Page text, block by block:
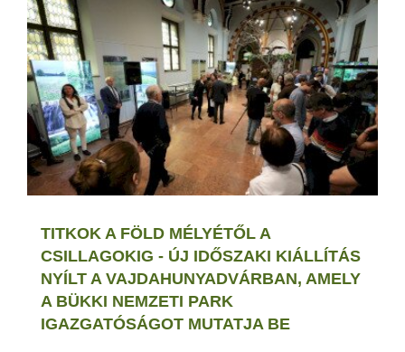
TITKOK A FÖLD MÉLYÉTŐL A
CSILLAGOKIG - ÚJ IDŐSZAKI KIÁLLÍTÁS
NYÍLT A VAJDAHUNYADVÁRBAN, AMELY
A BÜKKI NEMZETI PARK
IGAZGATÓSÁGOT MUTATJA BE